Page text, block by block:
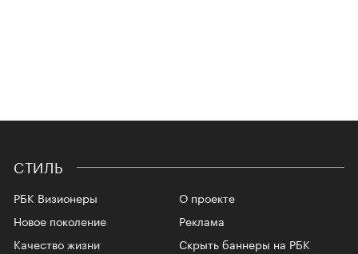
СТИЛЬ
РБК Визионеры
Новое поколение
Качество жизни
О проекте
Реклама
Скрыть баннеры на РБК